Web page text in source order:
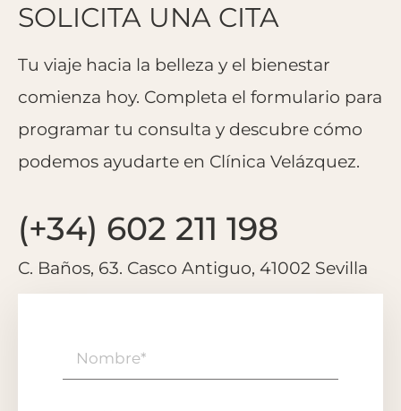
SOLICITA UNA CITA
Tu viaje hacia la belleza y el bienestar
comienza hoy. Completa el formulario para
programar tu consulta y descubre cómo
podemos ayudarte en Clínica Velázquez.
(+34) 602 211 198
C. Baños, 63. Casco Antiguo, 41002 Sevilla